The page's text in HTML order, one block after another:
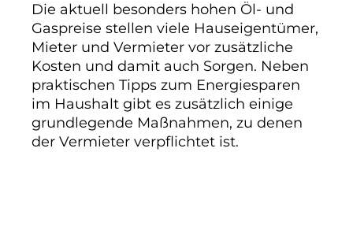
Die aktuell besonders hohen Öl- und
Gaspreise stellen viele Hauseigentümer,
Mieter und Vermieter vor zusätzliche
Kosten und damit auch Sorgen. Neben
praktischen Tipps zum Energiesparen
im Haushalt gibt es zusätzlich einige
grundlegende Maßnahmen, zu denen
der Vermieter verpflichtet ist.